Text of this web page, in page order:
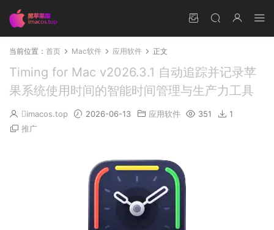
当前位置： 首页 Mac软件 应用软件 正文
Timing for Mac v2026.3.1 自动追踪并记录苹
果系统使用时间的智能时间管理与生产力工具
imacos.top 2026-06-13 应用软件 351
1
推广